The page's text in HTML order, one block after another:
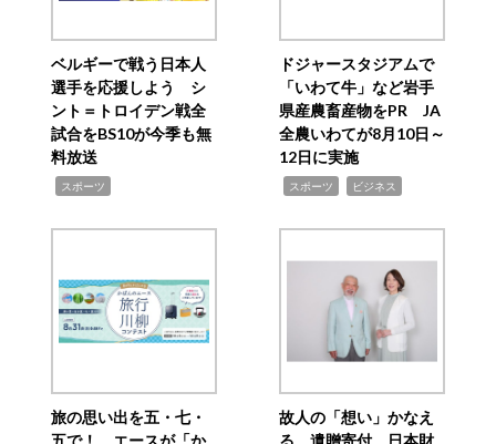
ベルギーで戦う日本人
選手を応援しよう シ
ント＝トロイデン戦全
試合をBS10が今季も無
料放送
スポーツ
ドジャースタジアムで
「いわて牛」など岩手
県産農畜産物をPR JA
全農いわてが8月10日～
12日に実施
スポーツ ビジネス
旅の思い出を五・七・
故人の「想い」かなえ